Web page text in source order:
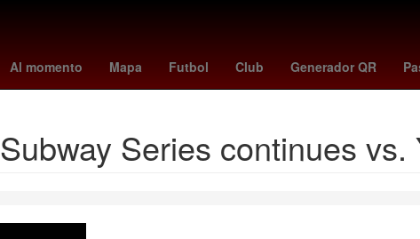
Al momento Mapa Futbol Club Generador QR
hidemasa morita Rusia kosovo - suiza suspension de clases
Series continues vs.